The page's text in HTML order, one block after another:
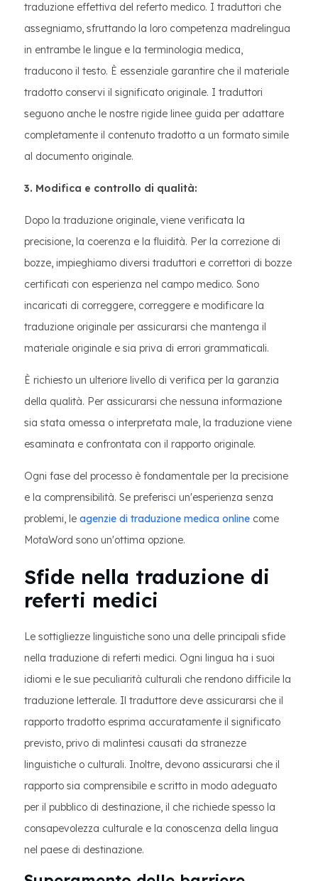
traduzione effettiva del referto medico. I traduttori che
assegniamo, sfruttando la loro competenza madrelingua
in entrambe le lingue e la terminologia medica,
traducono il testo. È essenziale garantire che il materiale
tradotto conservi il significato originale. I traduttori
seguono anche le nostre rigide linee guida per adattare
completamente il contenuto tradotto a un formato simile
al documento originale.
3. Modifica e controllo di qualità:
Dopo la traduzione originale, viene verificata la
precisione, la coerenza e la fluidità. Per la correzione di
bozze, impieghiamo diversi traduttori e correttori di bozze
certificati con esperienza nel campo medico. Sono
incaricati di correggere, correggere e modificare la
traduzione originale per assicurarsi che mantenga il
materiale originale e sia priva di errori grammaticali.
È richiesto un ulteriore livello di verifica per la garanzia
della qualità. Per assicurarsi che nessuna informazione
sia stata omessa o interpretata male, la traduzione viene
esaminata e confrontata con il rapporto originale.
Ogni fase del processo è fondamentale per la precisione
e la comprensibilità. Se preferisci un'esperienza senza
problemi, le agenzie di traduzione medica online come
MotaWord sono un'ottima opzione.
Sfide nella traduzione di
referti medici
Le sottigliezze linguistiche sono una delle principali sfide
nella traduzione di referti medici. Ogni lingua ha i suoi
idiomi e le sue peculiarità culturali che rendono difficile la
traduzione letterale. Il traduttore deve assicurarsi che il
rapporto tradotto esprima accuratamente il significato
previsto, privo di malintesi causati da stranezze
linguistiche o culturali. Inoltre, devono assicurarsi che il
rapporto sia comprensibile e scritto in modo adeguato
per il pubblico di destinazione, il che richiede spesso la
consapevolezza culturale e la conoscenza della lingua
nel paese di destinazione.